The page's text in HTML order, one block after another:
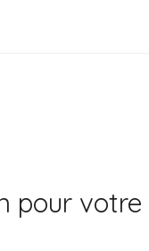
pour